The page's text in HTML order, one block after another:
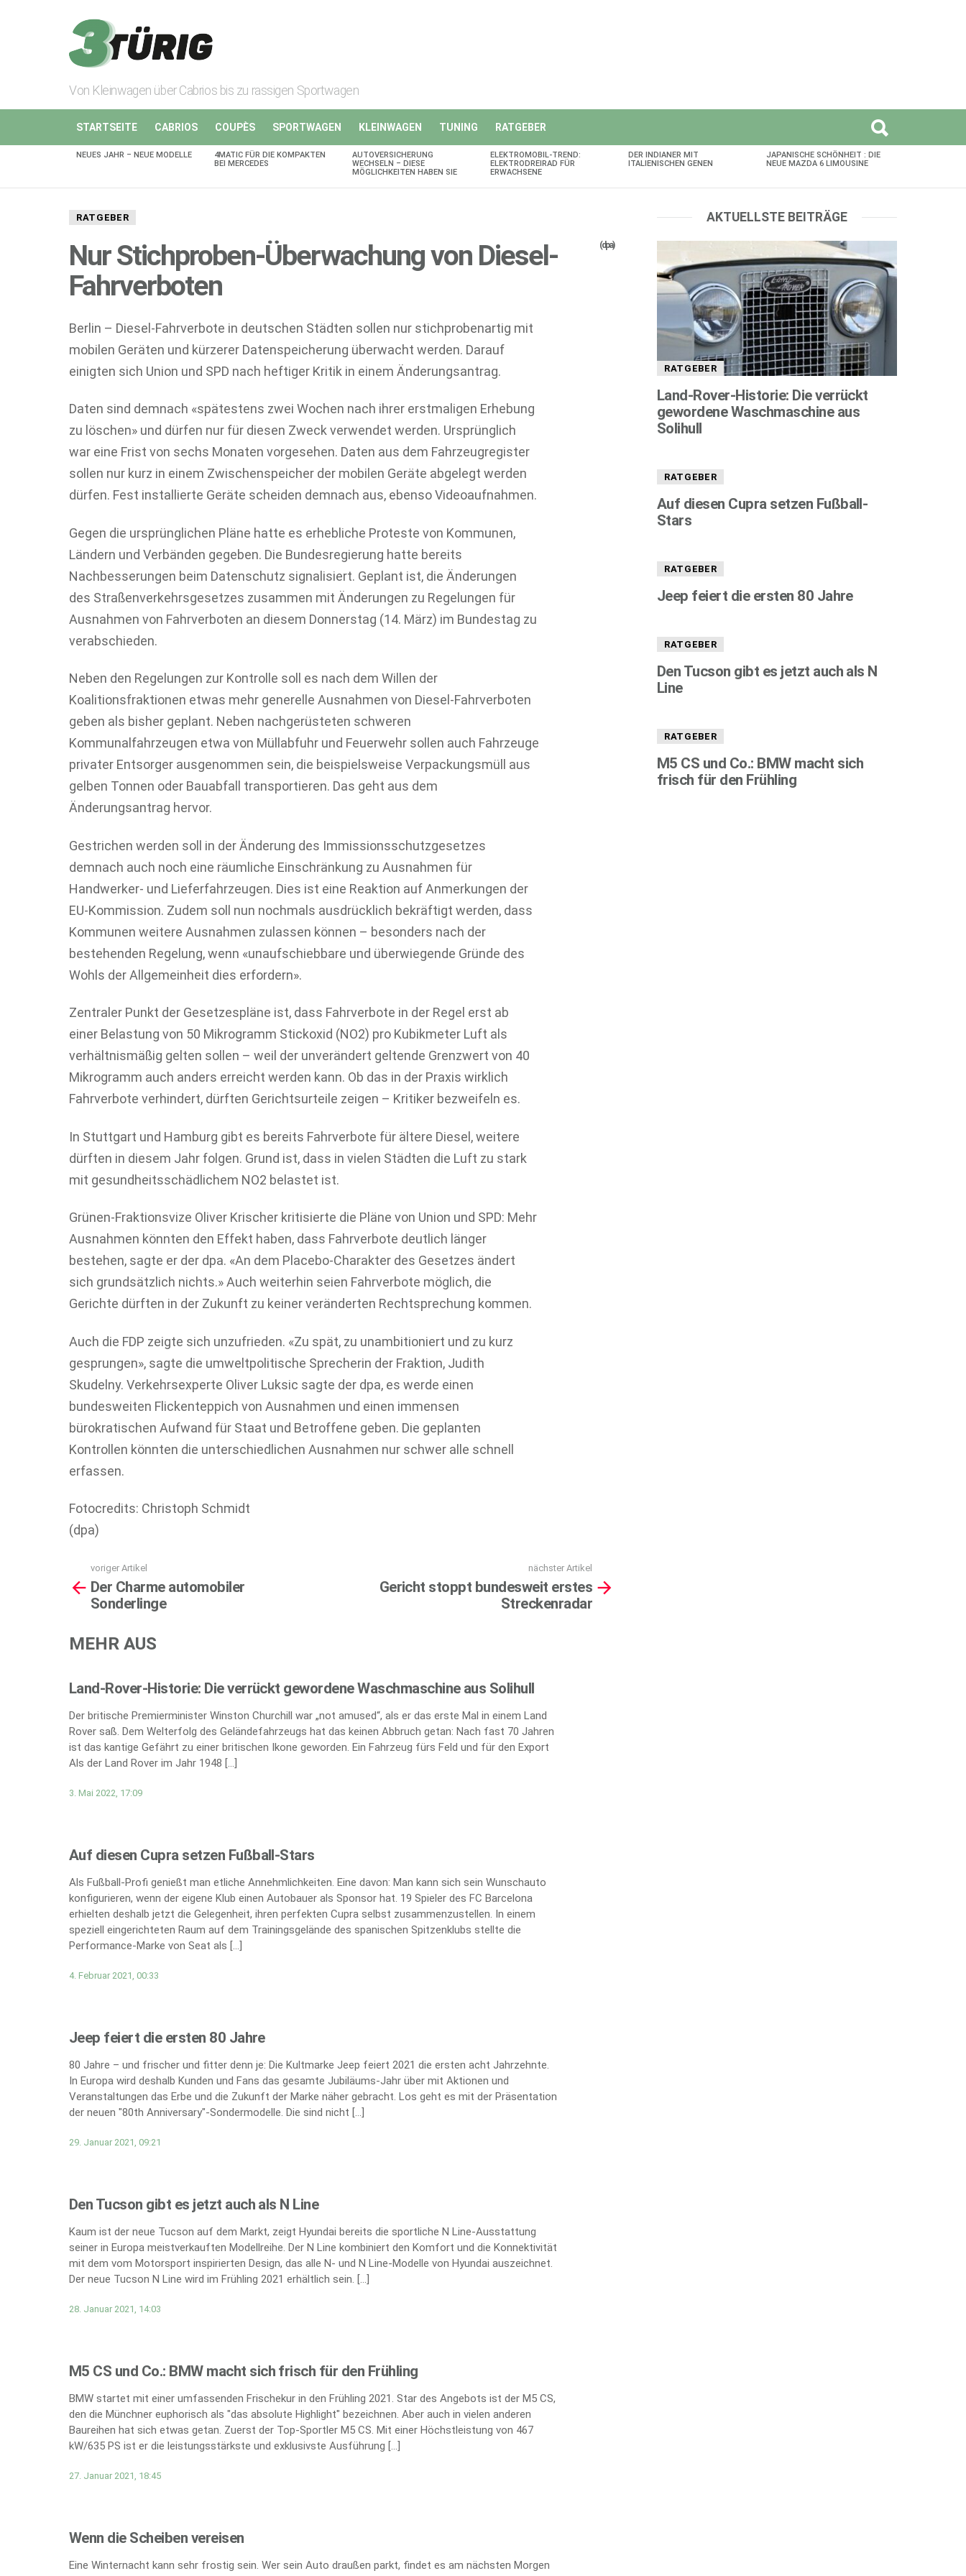
Von Kleinwagen über Cabrios bis zu rassigen Sportwagen
STARTSEITE CABRIOS COUPÈS SPORTWAGEN KLEINWAGEN TUNING RATGEBER
AKTUELLES
NEUES JAHR – NEUE MODELLE
4MATIC FÜR DIE KOMPAKTEN
BEI MERCEDES
AUTOVERSICHERUNG
WECHSELN – DIESE
MÖGLICHKEITEN HABEN SIE
ELEKTROMOBIL-TREND:
ELEKTRODREIRAD FÜR
ERWACHSENE
DER INDIANER MIT
ITALIENISCHEN GENEN
JAPANISCHE SCHÖNHEIT : DIE
NEUE MAZDA 6 LIMOUSINE
RATGEBER
Nur Stichproben-Überwachung von Diesel-
Fahrverboten
(dpa)
Berlin – Diesel-Fahrverbote in deutschen Städten sollen nur stichprobenartig mit
mobilen Geräten und kürzerer Datenspeicherung überwacht werden. Darauf
einigten sich Union und SPD nach heftiger Kritik in einem Änderungsantrag.
Daten sind demnach «spätestens zwei Wochen nach ihrer erstmaligen Erhebung
zu löschen» und dürfen nur für diesen Zweck verwendet werden. Ursprünglich
war eine Frist von sechs Monaten vorgesehen. Daten aus dem Fahrzeugregister
sollen nur kurz in einem Zwischenspeicher der mobilen Geräte abgelegt werden
dürfen. Fest installierte Geräte scheiden demnach aus, ebenso Videoaufnahmen.
Gegen die ursprünglichen Pläne hatte es erhebliche Proteste von Kommunen,
Ländern und Verbänden gegeben. Die Bundesregierung hatte bereits
Nachbesserungen beim Datenschutz signalisiert. Geplant ist, die Änderungen
des Straßenverkehrsgesetzes zusammen mit Änderungen zu Regelungen für
Ausnahmen von Fahrverboten an diesem Donnerstag (14. März) im Bundestag zu
verabschieden.
Neben den Regelungen zur Kontrolle soll es nach dem Willen der
Koalitionsfraktionen etwas mehr generelle Ausnahmen von Diesel-Fahrverboten
geben als bisher geplant. Neben nachgerüsteten schweren
Kommunalfahrzeugen etwa von Müllabfuhr und Feuerwehr sollen auch Fahrzeuge
privater Entsorger ausgenommen sein, die beispielsweise Verpackungsmüll aus
gelben Tonnen oder Bauabfall transportieren. Das geht aus dem
Änderungsantrag hervor.
Gestrichen werden soll in der Änderung des Immissionsschutzgesetzes
demnach auch noch eine räumliche Einschränkung zu Ausnahmen für
Handwerker- und Lieferfahrzeugen. Dies ist eine Reaktion auf Anmerkungen der
EU-Kommission. Zudem soll nun nochmals ausdrücklich bekräftigt werden, dass
Kommunen weitere Ausnahmen zulassen können – besonders nach der
bestehenden Regelung, wenn «unaufschiebbare und überwiegende Gründe des
Wohls der Allgemeinheit dies erfordern».
Zentraler Punkt der Gesetzespläne ist, dass Fahrverbote in der Regel erst ab
einer Belastung von 50 Mikrogramm Stickoxid (NO2) pro Kubikmeter Luft als
verhältnismäßig gelten sollen – weil der unverändert geltende Grenzwert von 40
Mikrogramm auch anders erreicht werden kann. Ob das in der Praxis wirklich
Fahrverbote verhindert, dürften Gerichtsurteile zeigen – Kritiker bezweifeln es.
In Stuttgart und Hamburg gibt es bereits Fahrverbote für ältere Diesel, weitere
dürften in diesem Jahr folgen. Grund ist, dass in vielen Städten die Luft zu stark
mit gesundheitsschädlichem NO2 belastet ist.
Grünen-Fraktionsvize Oliver Krischer kritisierte die Pläne von Union und SPD: Mehr
Ausnahmen könnten den Effekt haben, dass Fahrverbote deutlich länger
bestehen, sagte er der dpa. «An dem Placebo-Charakter des Gesetzes ändert
sich grundsätzlich nichts.» Auch weiterhin seien Fahrverbote möglich, die
Gerichte dürften in der Zukunft zu keiner veränderten Rechtsprechung kommen.
Auch die FDP zeigte sich unzufrieden. «Zu spät, zu unambitioniert und zu kurz
gesprungen», sagte die umweltpolitische Sprecherin der Fraktion, Judith
Skudelny. Verkehrsexperte Oliver Luksic sagte der dpa, es werde einen
bundesweiten Flickenteppich von Ausnahmen und einen immensen
bürokratischen Aufwand für Staat und Betroffene geben. Die geplanten
Kontrollen könnten die unterschiedlichen Ausnahmen nur schwer alle schnell
erfassen.
Fotocredits: Christoph Schmidt
(dpa)
more
voriger Artikel
Der Charme automobiler
Sonderlinge
nächster Artikel
Gericht stoppt bundesweit erstes
Streckenradar
MEHR AUS
Land-Rover-Historie: Die verrückt gewordene Waschmaschine aus Solihull
Der britische Premierminister Winston Churchill war „not amused“, als er das erste Mal in einem Land
Rover saß. Dem Welterfolg des Geländefahrzeugs hat das keinen Abbruch getan: Nach fast 70 Jahren
ist das kantige Gefährt zu einer britischen Ikone geworden. Ein Fahrzeug fürs Feld und für den Export
Als der Land Rover im Jahr 1948 […]
3. Mai 2022, 17:09
Auf diesen Cupra setzen Fußball-Stars
Als Fußball-Profi genießt man etliche Annehmlichkeiten. Eine davon: Man kann sich sein Wunschauto
konfigurieren, wenn der eigene Klub einen Autobauer als Sponsor hat. 19 Spieler des FC Barcelona
erhielten deshalb jetzt die Gelegenheit, ihren perfekten Cupra selbst zusammenzustellen. In einem
speziell eingerichteten Raum auf dem Trainingsgelände des spanischen Spitzenklubs stellte die
Performance-Marke von Seat als […]
4. Februar 2021, 00:33
Jeep feiert die ersten 80 Jahre
80 Jahre – und frischer und fitter denn je: Die Kultmarke Jeep feiert 2021 die ersten acht Jahrzehnte.
In Europa wird deshalb Kunden und Fans das gesamte Jubiläums-Jahr über mit Aktionen und
Veranstaltungen das Erbe und die Zukunft der Marke näher gebracht. Los geht es mit der Präsentation
der neuen "80th Anniversary"-Sondermodelle. Die sind nicht […]
29. Januar 2021, 09:21
Den Tucson gibt es jetzt auch als N Line
Kaum ist der neue Tucson auf dem Markt, zeigt Hyundai bereits die sportliche N Line-Ausstattung
seiner in Europa meistverkauften Modellreihe. Der N Line kombiniert den Komfort und die Konnektivität
mit dem vom Motorsport inspirierten Design, das alle N- und N Line-Modelle von Hyundai auszeichnet.
Der neue Tucson N Line wird im Frühling 2021 erhältlich sein. […]
28. Januar 2021, 14:03
M5 CS und Co.: BMW macht sich frisch für den Frühling
BMW startet mit einer umfassenden Frischekur in den Frühling 2021. Star des Angebots ist der M5 CS,
den die Münchner euphorisch als "das absolute Highlight" bezeichnen. Aber auch in vielen anderen
Baureihen hat sich etwas getan. Zuerst der Top-Sportler M5 CS. Mit einer Höchstleistung von 467
kW/635 PS ist er die leistungsstärkste und exklusivste Ausführung […]
27. Januar 2021, 18:45
Wenn die Scheiben vereisen
Eine Winternacht kann sehr frostig sein. Wer sein Auto draußen parkt, findet es am nächsten Morgen
AKTUELLSTE BEITRÄGE
RATGEBER
Land-Rover-Historie: Die verrückt
gewordene Waschmaschine aus
Solihull
RATGEBER
Auf diesen Cupra setzen Fußball-
Stars
RATGEBER
Jeep feiert die ersten 80 Jahre
RATGEBER
Den Tucson gibt es jetzt auch als N
Line
RATGEBER
M5 CS und Co.: BMW macht sich
frisch für den Frühling